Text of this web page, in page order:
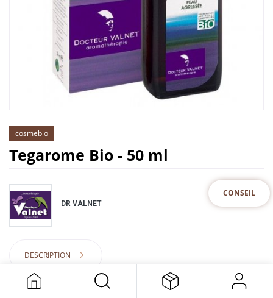
CONSEIL
cosmebio
Tegarome Bio - 50 ml
DR VALNET
DESCRIPTION